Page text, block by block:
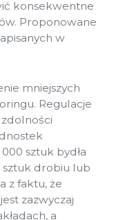
konsekwentne
Proponowane
w
mniejszych
Regulacje
sztuk bydła
sztuk drobiu lub
z faktu, że
zazwyczaj
a